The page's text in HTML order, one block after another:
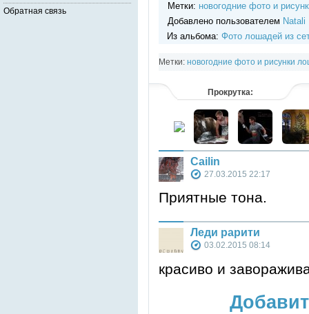
Метки: новогодние фото и
Добавлено пользователем Natali
Из альбома: Фото лошадей из
Метки: новогодние фото и рисунки
Прокрутка:
Cailin
27.03.2015 22:17
Приятные тона.
Леди рарити
03.02.2015 08:14
красиво и
Обратная связь